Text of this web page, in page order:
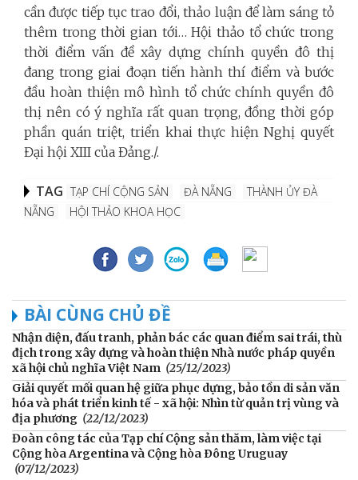
cần được tiếp tục trao đổi, thảo luận để làm sáng tỏ
thêm trong thời gian tới… Hội thảo tổ chức trong
thời điểm vấn đề xây dựng chính quyền đô thị
đang trong giai đoạn tiến hành thí điểm và bước
đầu hoàn thiện mô hình tổ chức chính quyền đô
thị nên có ý nghĩa rất quan trọng, đồng thời góp
phần quán triệt, triển khai thực hiện Nghị quyết
Đại hội XIII của Đảng./.
TAG TẠP CHÍ CỘNG SẢN ĐÀ NẴNG
THÀNH ỦY ĐÀ
NẴNG
HỘI THẢO KHOA HỌC
BÀI CÙNG CHỦ ĐỀ
Nhận diện, đấu tranh, phản bác các quan điểm sai trái, thù
địch trong xây dựng và hoàn thiện Nhà nước pháp quyền
xã hội chủ nghĩa Việt Nam (25/12/2023)
Giải quyết mối quan hệ giữa phục dựng, bảo tồn di sản văn
hóa và phát triển kinh tế - xã hội: Nhìn từ quản trị vùng và
địa phương (22/12/2023)
Đoàn công tác của Tạp chí Cộng sản thăm, làm việc tại
Cộng hòa Argentina và Cộng hòa Ðông Uruguay
(07/12/2023)